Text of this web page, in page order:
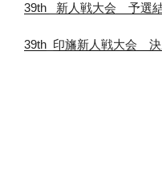
39th _新人戦大会 予選
39th_印旛新人戦大会 決